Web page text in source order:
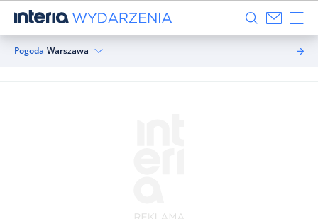
Pogoda Warszawa